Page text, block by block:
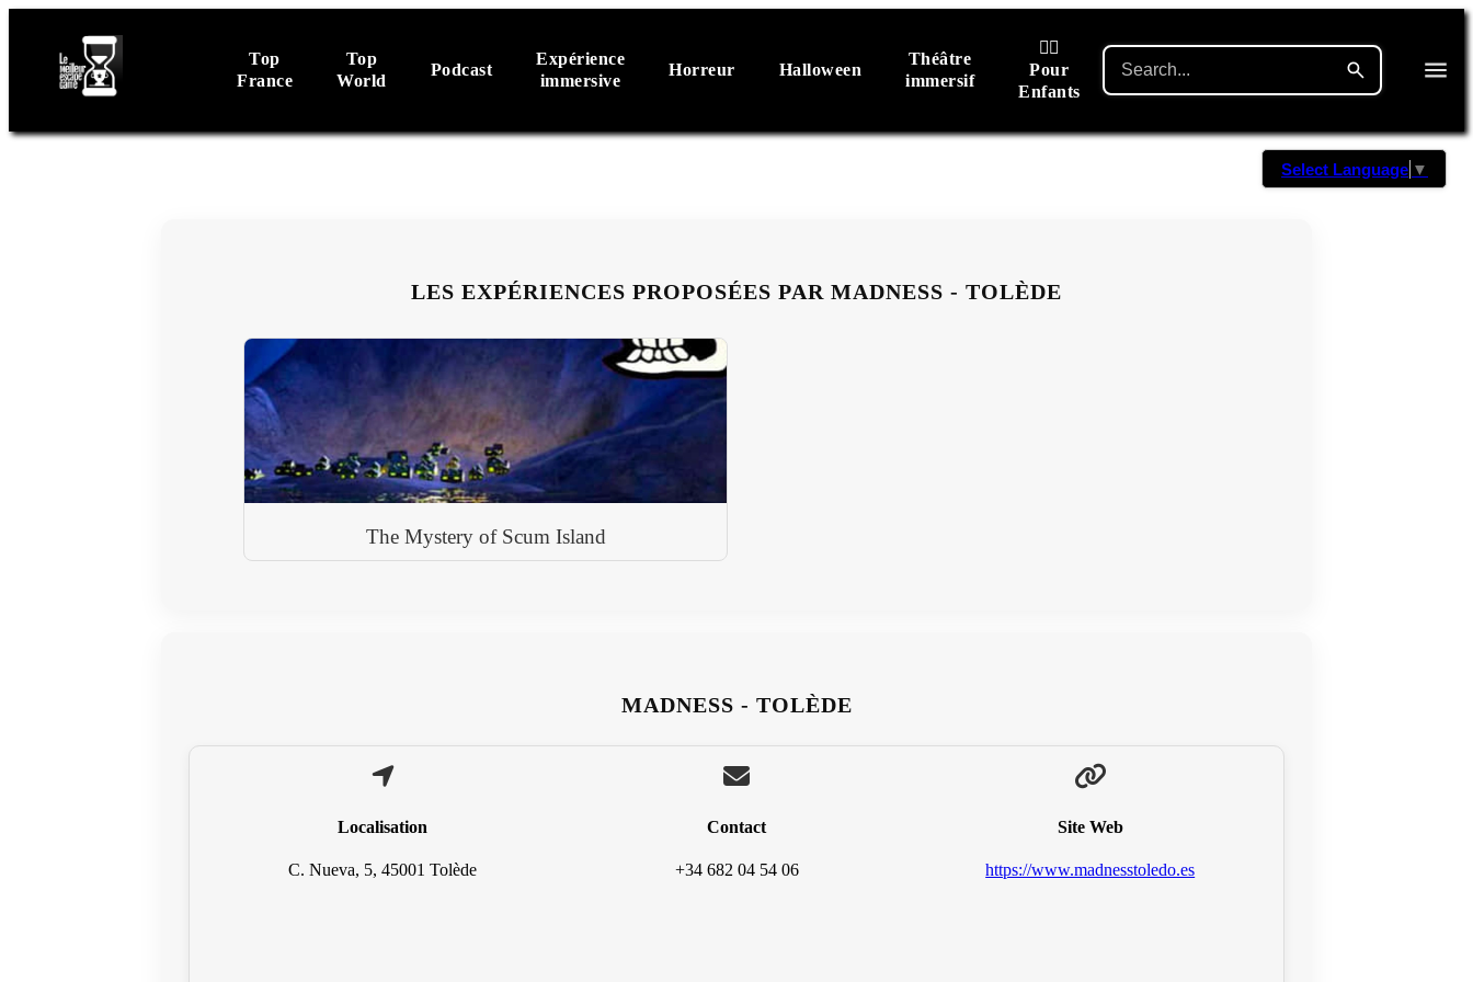
Top
France
Top
World
Podcast
Expérience
immersive
Horreur Halloween
Théâtre
immersif
🙋‍♂️
Pour
Enfants
Select Language ▼
LES EXPÉRIENCES PROPOSÉES PAR MADNESS - TOLÈDE
The Mystery of Scum Island
MADNESS - TOLÈDE
Localisation
C. Nueva, 5, 45001 Tolède
Contact
+34 682 04 54 06
Site Web
https://www.madnesstoledo.es